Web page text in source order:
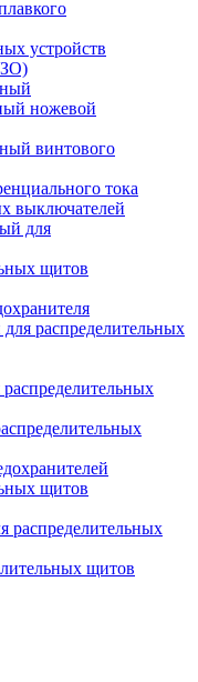
устройств
ножевой
винтового
тока
выключателей
для
щитов
распределительных
щитов
распределительных
щитов